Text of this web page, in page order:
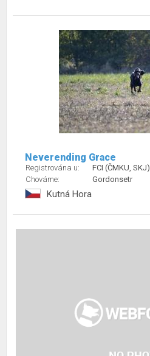
Neverending Grace
Registrována u:
FCI (ČMKU, SKJ)
Chováme:
Gordonsetr
Kutná Hora